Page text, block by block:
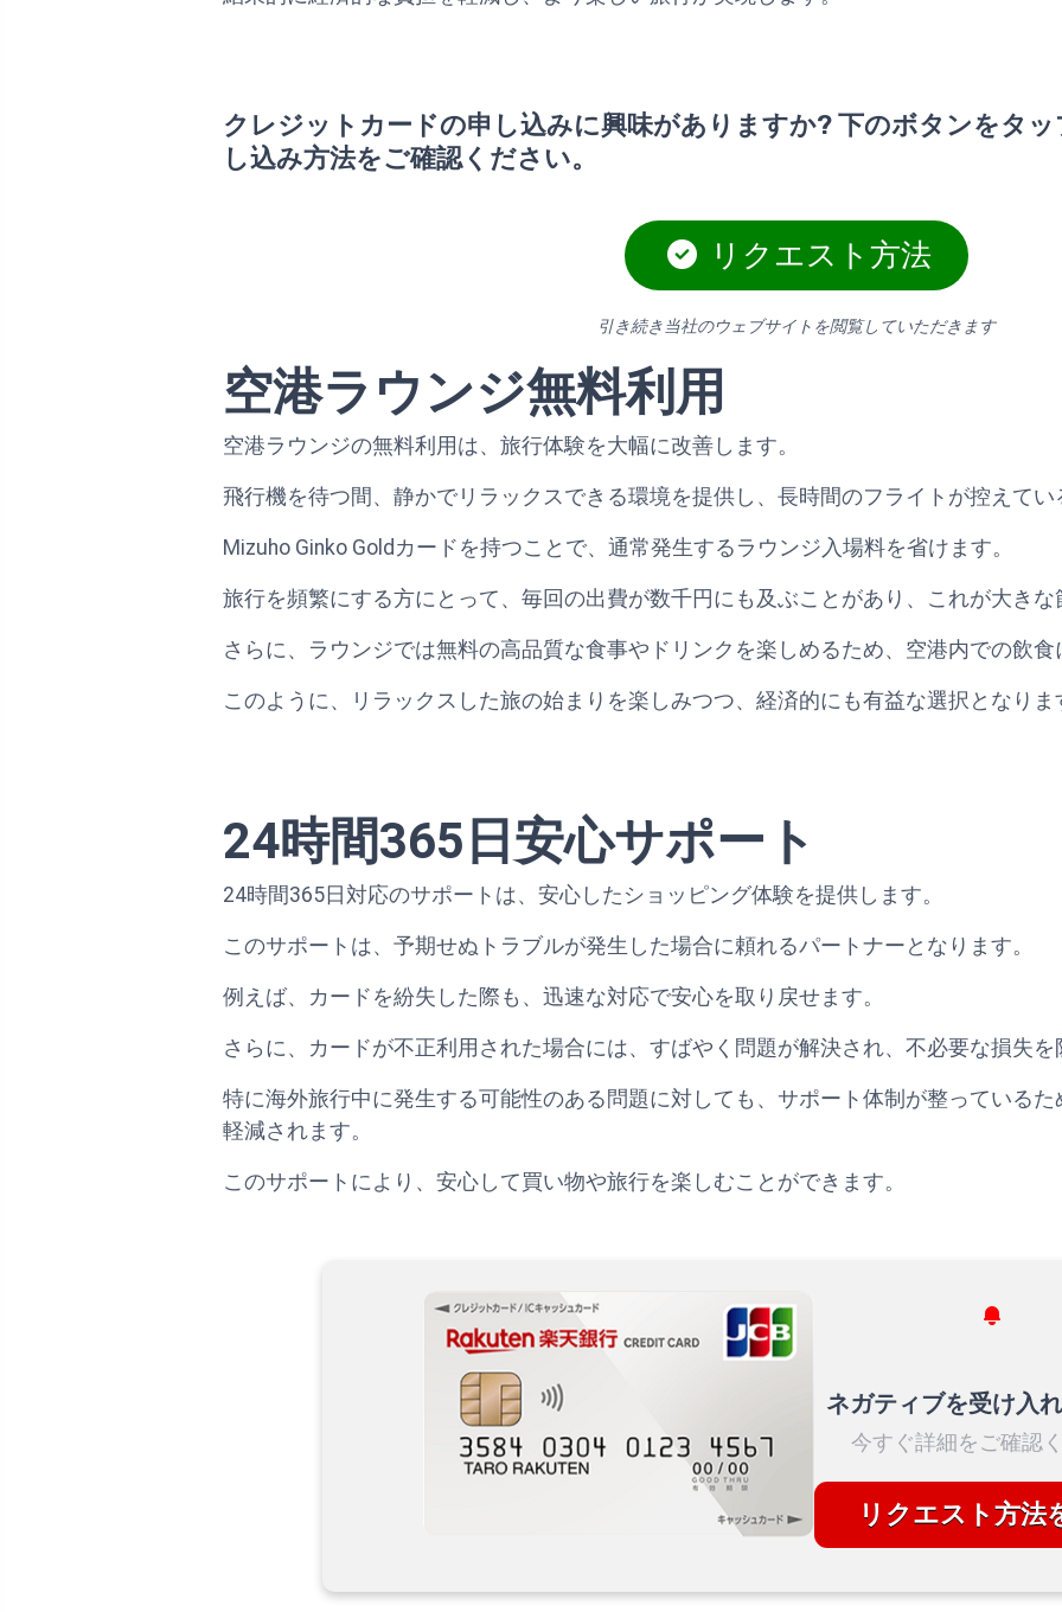
クレジットカードの申し込みに興味がありますか? 下のボタンをタ
し込み方法をご確認ください。
リクエスト方法
引き続き当社のウェブサイトを閲覧していただきます
空港ラウンジ無料利用
空港ラウンジの無料利用は、旅行体験を大幅に改善します。
飛行機を待つ間、静かでリラックスできる環境を提供し、長時間のフライトが控えて
Mizuho Ginko Goldカードを持つことで、通常発生するラウンジ入場料を省けます。
旅行を頻繁にする方にとって、毎回の出費が数千円にも及ぶことがあり、これが大き
さらに、ラウンジでは無料の高品質な食事やドリンクを楽しめるため、空港内での飲
このように、リラックスした旅の始まりを楽しみつつ、経済的にも有益な選択となりま
24時間365日安心サポート
24時間365日対応のサポートは、安心したショッピング体験を提供します。
このサポートは、予期せぬトラブルが発生した場合に頼れるパートナーとなります。
例えば、カードを紛失した際も、迅速な対応で安心を取り戻せます。
さらに、カードが不正利用された場合には、すばやく問題が解決され、不必要な損失を
特に海外旅行中に発生する可能性のある問題に対しても、サポート体制が整っている
軽減されます。
このサポートにより、安心して買い物や旅行を楽しむことができます。
ネガティブを受け入
今すぐ詳細をご確認
リクエスト方法